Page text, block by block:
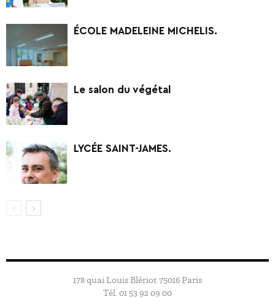
ÉCOLE MADELEINE MICHELIS.
Le salon du végétal
LYCÉE SAINT-JAMES.
178 quai Louis Blériot 75016 Paris
Tél. 01 53 92 09 00